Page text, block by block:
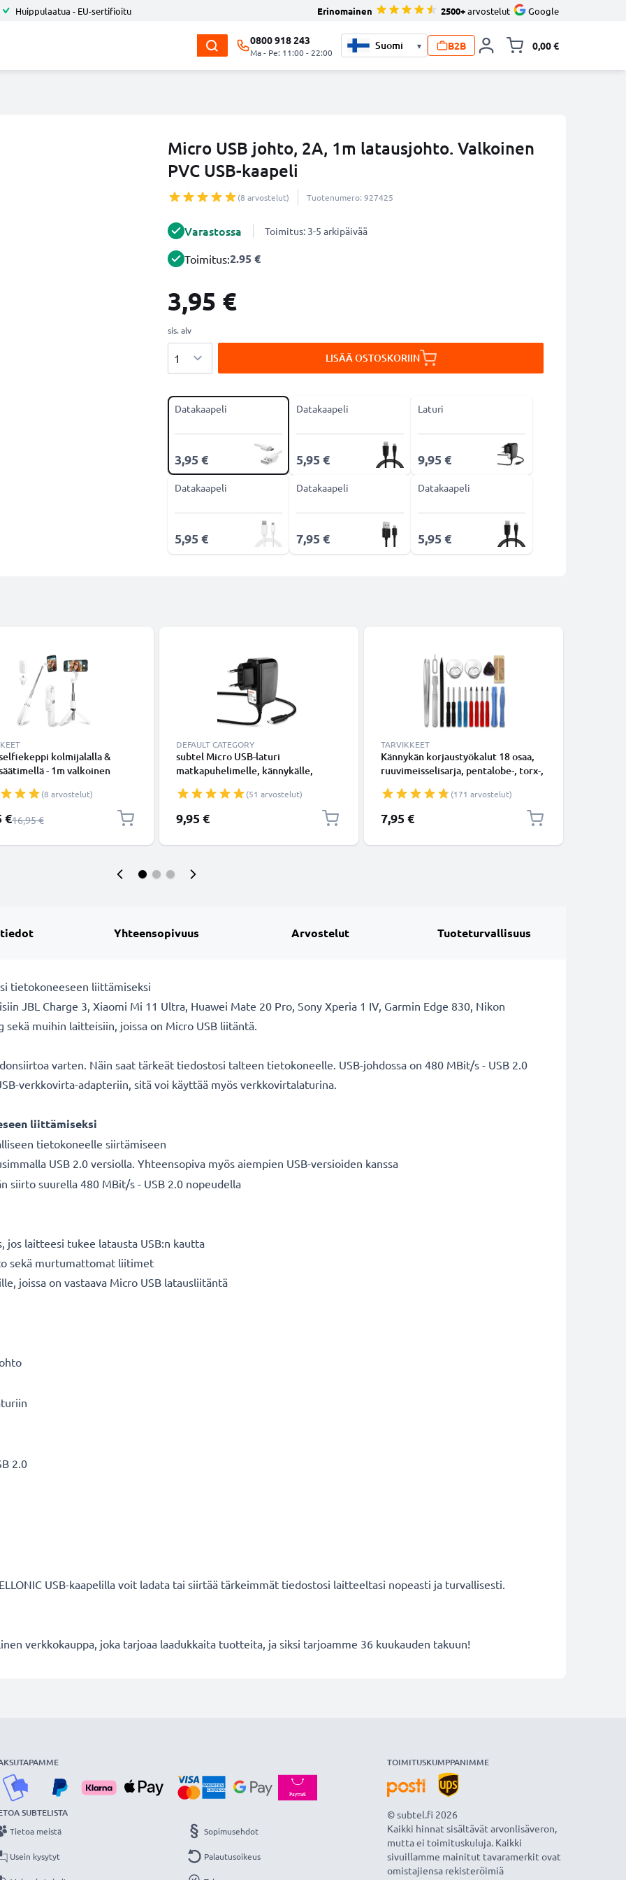
Huippulaatua - EU-sertifioitu Erinomainen 2500+arvostelut Google
0800 918 243
Ma - Pe: 11:00 - 22:00
▾ B2B 0,00 €
Micro USB johto, 2A, 1m latausjohto. Valkoinen
PVC USB-kaapeli
(8 arvostelut) Tuotenumero: 927425
Varastossa Toimitus: 3-5 arkipäivää
Toimitus:2.95 €
3,95 €
sis. alv
LISÄÄ OSTOSKORIIN
Datakaapeli
3,95 €
Datakaapeli
5,95 €
Laturi
9,95 €
Datakaapeli
5,95 €
Datakaapeli
7,95 €
Datakaapeli
5,95 €
kolmijalalla &
- 1m valkoinen
kolmijalka
kaukosäätimellä
ja kameralle - iPhonelle,
(8 arvostelut)
€Normaali hinta
16,95 €
DEFAULT CATEGORY
subtel Micro USB-laturi
matkapuhelimelle, kännykälle,
kaiuttimelle tai GPS-latauskaapelille
- 1A / 1000mA, 1.1m
(51 arvostelut)
9,95 €
TARVIKKEET
Kännykän korjaustyökalut 18 osaa,
ruuvimeisselisarja, pentalobe-, torx-,
imukuppi, pinsetit ja tarra -
älypuhelimen avaustyökalut
tarkkuustyöhön
(171 arvostelut)
7,95 €
Yhteensopivuus Arvostelut Tuoteturvallisuus
tietokoneeseen liittämiseksi
JBL Charge 3, Xiaomi Mi 11 Ultra, Huawei Mate 20 Pro, Sony Xperia 1 IV, Garmin Edge 830, Nikon
sekä muihin laitteisiin, joissa on Micro USB liitäntä.
varten. Näin saat tärkeät tiedostosi talteen tietokoneelle. USB-johdossa on 480 MBit/s - USB 2.0
verkkovirta-adapteriin, sitä voi käyttää myös verkkovirtalaturina.
liittämiseksi
tietokoneelle siirtämiseen
USB 2.0 versiolla. Yhteensopiva myös aiempien USB-versioiden kanssa
siirto suurella 480 MBit/s - USB 2.0 nopeudella
jos laitteesi tukee latausta USB:n kautta
sekä murtumattomat liitimet
joissa on vastaava Micro USB latausliitäntä
2.0
USB-kaapelilla voit ladata tai siirtää tärkeimmät tiedostosi laitteeltasi nopeasti ja turvallisesti.
verkkokauppa, joka tarjoaa laadukkaita tuotteita, ja siksi tarjoamme 36 kuukauden takuun!
SUBTELISTA
Tietoa meistä
Usein kysytyt
Sopimusehdot
Palautusoikeus
TOIMITUSKUMPPANIMME
© subtel.fi 2026
Kaikki hinnat sisältävät arvonlisäveron,
mutta ei toimituskuluja. Kaikki
sivuillamme mainitut tavaramerkit ovat
omistajiensa rekisteröimiä